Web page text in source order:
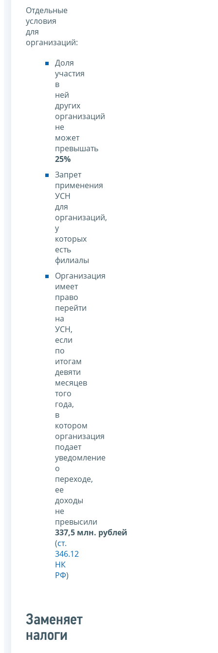
Отдельные
условия
для
организаций:
Доля
участия
в
ней
других
организаций
не
может
превышать
25%
Запрет
применения
УСН
для
организаций,
у
которых
есть
филиалы
Организация
имеет
право
перейти
на
УСН,
если
по
итогам
девяти
месяцев
того
года,
в
котором
организация
подает
уведомление
о
переходе,
ее
доходы
не
превысили
337,5 млн. рублей
(ст.
346.12
НК
РФ)
Заменяет
налоги